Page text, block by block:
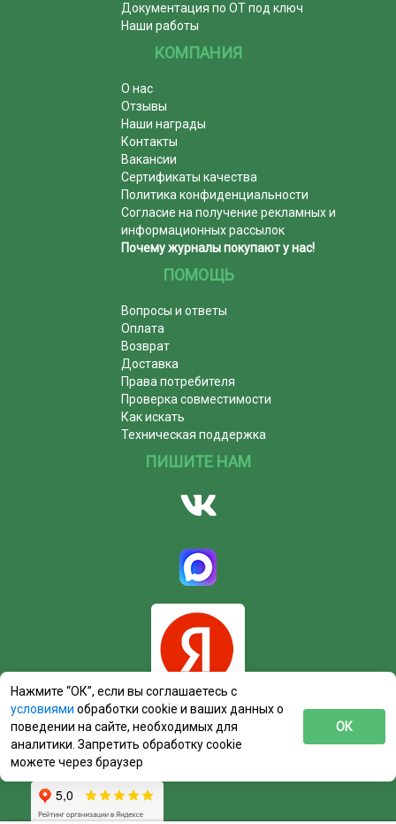
Документация по ОТ под ключ
Наши работы
КОМПАНИЯ
О нас
Отзывы
Наши награды
Контакты
Вакансии
Сертификаты качества
Политика конфиденциальности
Согласие на получение рекламных и
информационных рассылок
Почему журналы покупают у нас!
ПОМОЩЬ
Вопросы и ответы
Оплата
Возврат
Доставка
Права потребителя
Проверка совместимости
Как искать
Техническая поддержка
ПИШИТЕ НАМ
Нажмите “ОК”, если вы соглашаетесь с
условиями обработки cookie и ваших данных о
поведении на сайте, необходимых для
аналитики. Запретить обработку cookie
можете через браузер
ОК